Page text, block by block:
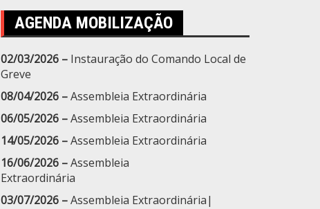
AGENDA MOBILIZAÇÃO
02/03/2026 – Instauração do Comando Local de
Greve
08/04/2026 –Assembleia Extraordinária
06/05/2026 –Assembleia Extraordinária
14/05/2026 –Assembleia Extraordinária
16/06/2026 –Assembleia
Extraordinária
03/07/2026 –Assembleia Extraordinária|